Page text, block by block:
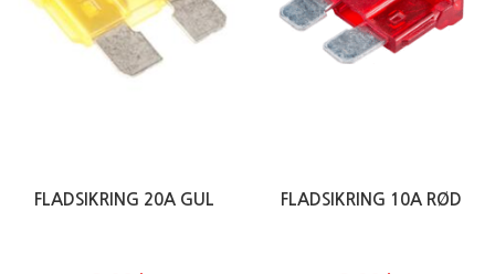
FLADSIKRING 20A GUL FLADSIKRING 10A RØD